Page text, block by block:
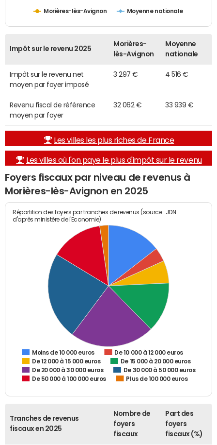
Morières-lès-Avignon Moyenne nationale
Impôt sur le revenu 2025
Morières-
lès-Avignon
Moyenne
nationale
Impôt sur le revenu net
moyen par foyer imposé
3 297 € 4 516 €
Revenu fiscal de référence
moyen par foyer
32 062 € 33 939 €
Les villes les plus riches de France
Les villes où l'on paye le plus d'impôt sur le revenu
Foyers fiscaux par niveau de revenus à
Morières-lès-Avignon en 2025
Répartition des foyers par tranches de revenus (source : JDN
d'après ministère de l'Economie)
Moins de 10 000 euros
De 10 000 à 12 000 euros
De 12 000 à 15 000 euros
De 15 000 à 20 000 euros
De 20 000 à 30 000 euros
De 30 000 à 50 000 euros
De 50 000 à 100 000 euros
Plus de 100 000 euros
Tranches de revenus
fiscaux en 2025
Nombre de
foyers
fiscaux
Part des
foyers
fiscaux (%)